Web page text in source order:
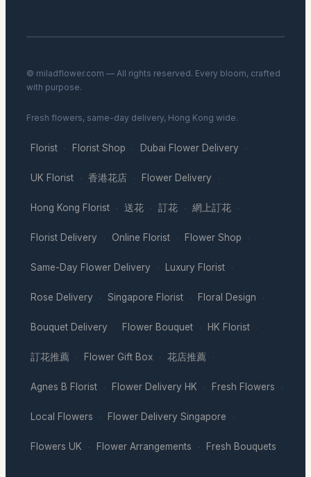
© miladflower.com — All rights reserved. Every bloom, crafted
with purpose.
Fresh flowers, same-day delivery, Hong Kong wide.
Florist · Florist Shop · Dubai Flower Delivery ·
UK Florist · 香港花店 · Flower Delivery ·
Hong Kong Florist · 送花 · 訂花 · 網上訂花 ·
Florist Delivery · Online Florist · Flower Shop ·
Same-Day Flower Delivery · Luxury Florist ·
Rose Delivery · Singapore Florist · Floral Design ·
Bouquet Delivery · Flower Bouquet · HK Florist ·
訂花推薦 · Flower Gift Box · 花店推薦 ·
Agnes B Florist · Flower Delivery HK · Fresh Flowers ·
Local Flowers · Flower Delivery Singapore ·
Flowers UK · Flower Arrangements · Fresh Bouquets